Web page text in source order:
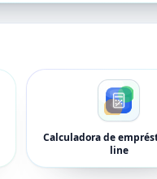
Calculadora de
line